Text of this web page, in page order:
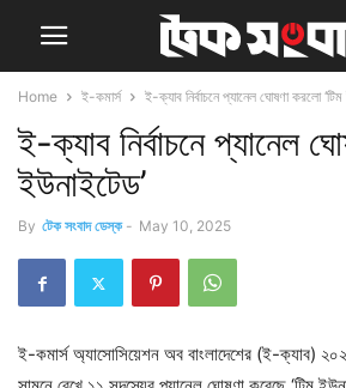
Home ই-কমার্স ই-ক্যাব নির্বাচনে প্যানেল ঘোষণা করলো
ই-ক্যাব নির্বাচনে প্যানেল
ইউনাইটেড’
By টেক সংবাদ ডেস্ক - May 10, 2025
ই-কমার্স অ্যাসোসিয়েশন অব বাংলাদেশের (ই-ক্যাব)